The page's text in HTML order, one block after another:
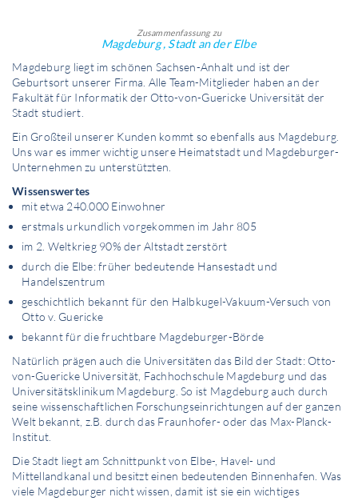
Zusammenfassung zu
Magdeburg , Stadt an der Elbe
Magdeburg liegt im schönen Sachsen-Anhalt und ist der
Geburtsort unserer Firma. Alle Team-Mitglieder haben an der
Fakultät für Informatik der Otto-von-Guericke Universität der
Stadt studiert.
Ein Großteil unserer Kunden kommt so ebenfalls aus Magdeburg.
Uns war es immer wichtig unsere Heimatstadt und Magdeburger-
Unternehmen zu unterstützten.
Wissenswertes
mit etwa 240.000 Einwohner
erstmals urkundlich vorgekommen im Jahr 805
im 2. Weltkrieg 90% der Altstadt zerstört
durch die Elbe: früher bedeutende Hansestadt und
Handelszentrum
geschichtlich bekannt für den Halbkugel-Vakuum-Versuch von
Otto v. Guericke
bekannt für die fruchtbare Magdeburger-Börde
Natürlich prägen auch die Universitäten das Bild der Stadt: Otto-
von-Guericke Universität, Fachhochschule Magdeburg und das
Universitätsklinikum Magdeburg. So ist Magdeburg auch durch
seine wissenschaftlichen Forschungseinrichtungen auf der ganzen
Welt bekannt, z.B. durch das Fraunhofer- oder das Max-Planck-
Institut.
Die Stadt liegt am Schnittpunkt von Elbe-, Havel- und
Mittellandkanal und besitzt einen bedeutenden Binnenhafen. Was
viele Magdeburger nicht wissen, damit ist sie ein wichtiges